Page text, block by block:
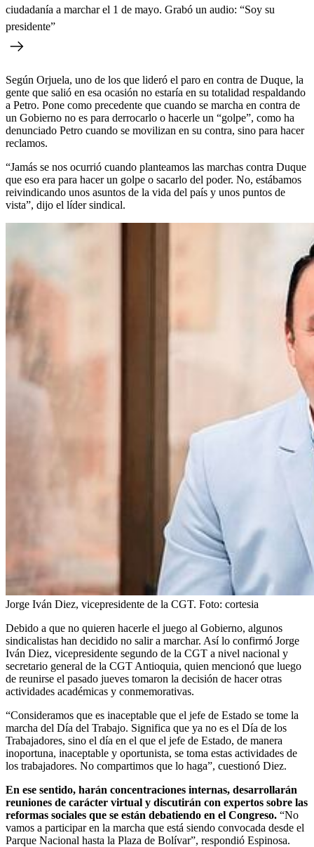
ciudadanía a marchar el 1 de mayo. Grabó un audio: “Soy su
presidente”
Según Orjuela, uno de los que lideró el paro en contra de Duque, la
gente que salió en esa ocasión no estaría en su totalidad respaldando
a Petro. Pone como precedente que cuando se marcha en contra de
un Gobierno no es para derrocarlo o hacerle un “golpe”, como ha
denunciado Petro cuando se movilizan en su contra, sino para hacer
reclamos.
“Jamás se nos ocurrió cuando planteamos las marchas contra Duque
que eso era para hacer un golpe o sacarlo del poder. No, estábamos
reivindicando unos asuntos de la vida del país y unos puntos de
vista”, dijo el líder sindical.
Jorge Iván Diez, vicepresidente de la CGT. Foto: cortesia
Debido a que no quieren hacerle el juego al Gobierno, algunos
sindicalistas han decidido no salir a marchar. Así lo confirmó Jorge
Iván Diez, vicepresidente segundo de la CGT a nivel nacional y
secretario general de la CGT Antioquia, quien mencionó que luego
de reunirse el pasado jueves tomaron la decisión de hacer otras
actividades académicas y conmemorativas.
“Consideramos que es inaceptable que el jefe de Estado se tome la
marcha del Día del Trabajo. Significa que ya no es el Día de los
Trabajadores, sino el día en el que el jefe de Estado, de manera
inoportuna, inaceptable y oportunista, se toma estas actividades de
los trabajadores. No compartimos que lo haga”, cuestionó Diez.
En ese sentido, harán concentraciones internas, desarrollarán
reuniones de carácter virtual y discutirán con expertos sobre las
reformas sociales que se están debatiendo en el Congreso. “No
vamos a participar en la marcha que está siendo convocada desde el
Parque Nacional hasta la Plaza de Bolívar”, respondió Espinosa.